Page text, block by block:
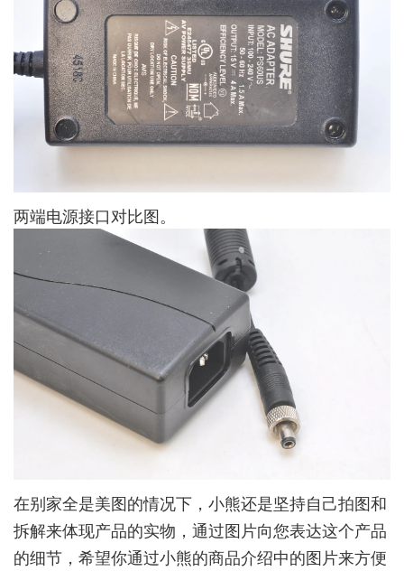
两端电源接口对比图。
在别家全是美图的情况下，小熊还是坚持自己拍图和
拆解来体现产品的实物，通过图片向您表达这个产品
的细节，希望你通过小熊的商品介绍中的图片来方便